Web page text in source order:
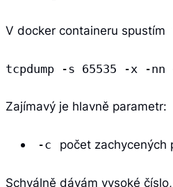
V docker containeru spustím
tcpdump -s 65535 -x -
Zajímavý je hlavně parametr:
-c počet zachycených
Schválně dávám vysoké